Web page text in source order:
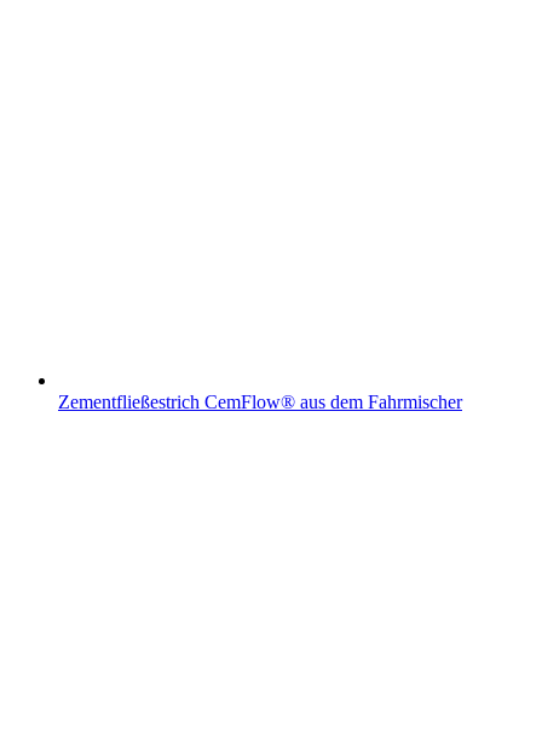
Zementfließestrich CemFlow® aus dem Fahrmischer